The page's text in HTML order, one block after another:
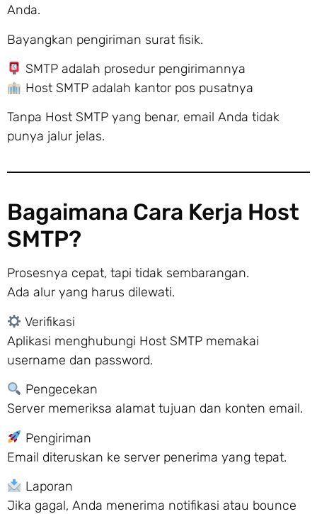
Anda.
Bayangkan pengiriman surat fisik.
SMTP adalah prosedur pengirimannya
Host SMTP adalah kantor pos pusatnya
Tanpa Host SMTP yang benar, email Anda tidak
punya jalur jelas.
Bagaimana Cara Kerja Host
SMTP?
Prosesnya cepat, tapi tidak sembarangan.
Ada alur yang harus dilewati.
Verifikasi
Aplikasi menghubungi Host SMTP memakai
username dan password.
Pengecekan
Server memeriksa alamat tujuan dan konten email.
Pengiriman
Email diteruskan ke server penerima yang tepat.
Laporan
Jika gagal, Anda menerima notifikasi atau bounce